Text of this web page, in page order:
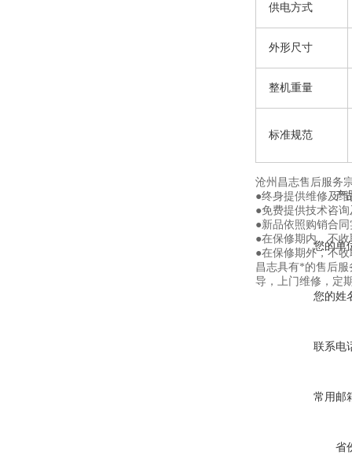
供电方式
外形尺寸
整机重量
标准规范
沧州昌志售后服务
●终身提供维修及
●免费提供技术咨
●新品依照购销合
●在保修期内，不
●在保修期外，不
昌志具有*的售后
导，上门维修，定
产
您的单
您的姓
联系电
常用邮
省